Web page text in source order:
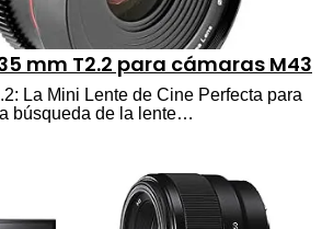
mm T2.2 para cámaras M43
La Mini Lente de Cine Perfecta para
búsqueda de la lente…